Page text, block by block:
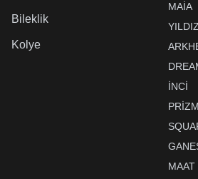
Bileklik
Kolye
MAIA
YILDIZ
İNCI
MAAT